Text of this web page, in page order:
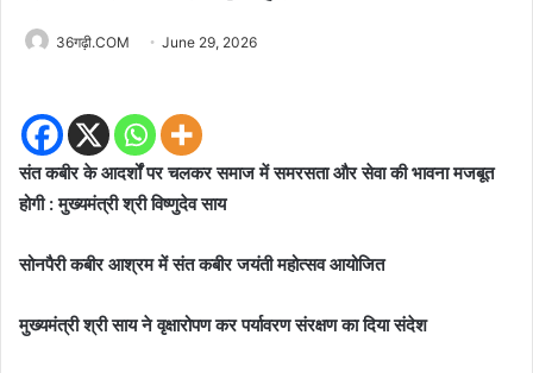
36गढ़ी.COM June 29, 2026
संत कबीर के आदर्शों पर चलकर समाज में समरसता और सेवा की भावना मजबूत
होगी : मुख्यमंत्री श्री विष्णुदेव साय
सोनपैरी कबीर आश्रम में संत कबीर जयंती महोत्सव आयोजित
मुख्यमंत्री श्री साय ने वृक्षारोपण कर पर्यावरण संरक्षण का दिया संदेश